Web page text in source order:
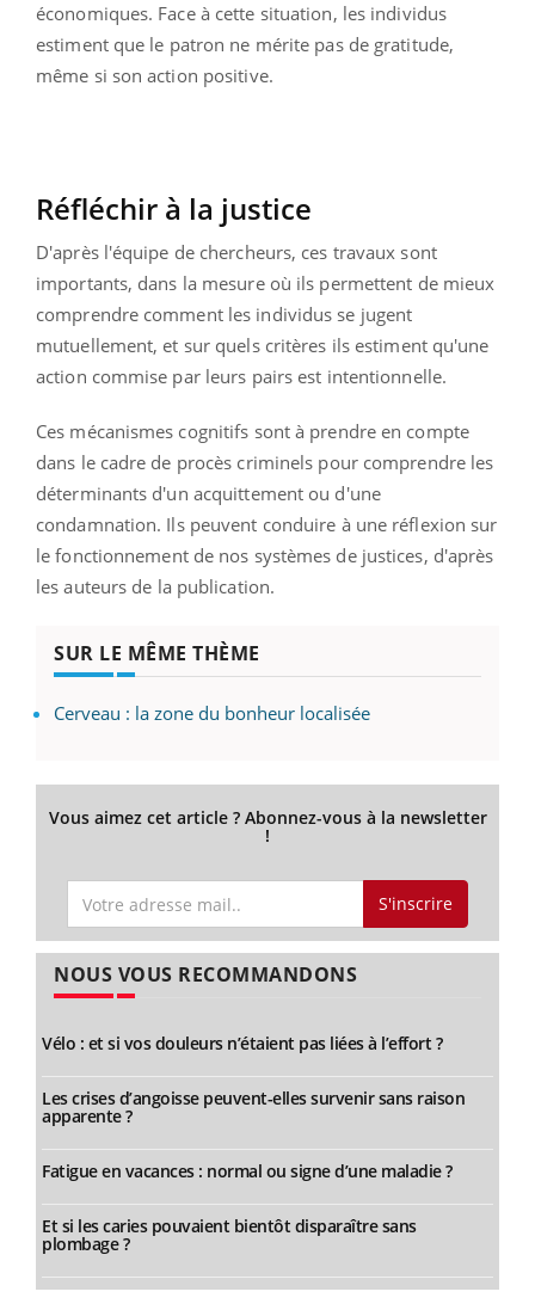
économiques. Face à cette situation, les individus
estiment que le patron ne mérite pas de gratitude,
même si son action positive.
Réfléchir à la justice
D'après l'équipe de chercheurs, ces travaux sont
importants, dans la mesure où ils permettent de mieux
comprendre comment les individus se jugent
mutuellement, et sur quels critères ils estiment qu'une
action commise par leurs pairs est intentionnelle.
Ces mécanismes cognitifs sont à prendre en compte
dans le cadre de procès criminels pour comprendre les
déterminants d'un acquittement ou d'une
condamnation. Ils peuvent conduire à une réflexion sur
le fonctionnement de nos systèmes de justices, d'après
les auteurs de la publication.
SUR LE MÊME THÈME
Cerveau : la zone du bonheur localisée
Vous aimez cet article ? Abonnez-vous à la newsletter
!
S'inscrire
NOUS VOUS RECOMMANDONS
Vélo : et si vos douleurs n’étaient pas liées à l’effort ?
Les crises d’angoisse peuvent-elles survenir sans raison
apparente ?
Fatigue en vacances : normal ou signe d’une maladie ?
Et si les caries pouvaient bientôt disparaître sans
plombage ?